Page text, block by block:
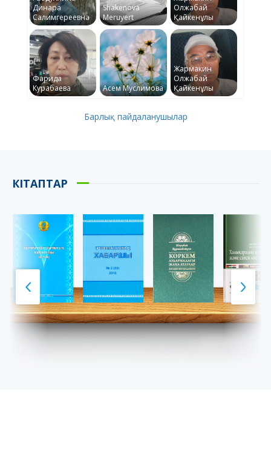
Динара
Салимгереевна
Shakenova
Meruyert
Олжабай
Қайкенұлы
Фарида
Курабаева
Асем Муслимова
Жармакин
Олжабай
Қайкенұлы
Барлық пайдаланушылар
КІТАПТАР